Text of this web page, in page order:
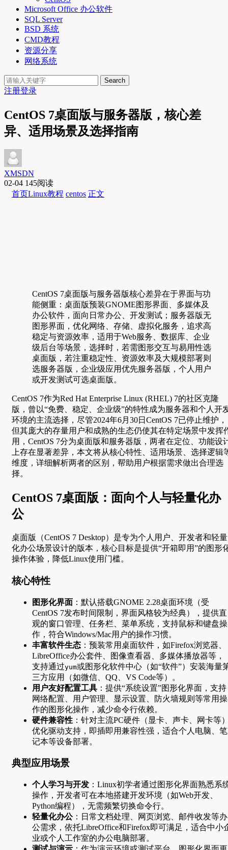
Microsoft Office 办公软件
SQL Server
BSD 系统
CMD教程
资源分享
网络系统
Search
注册登录
CentOS 7桌面版与服务器版，核心差
异、适用场景及选择指南
XMSDN
02-04 145阅读
首页Linux教程 centos 正文
CentOS 7桌面版与服务器版核心差异在于界面与功
能侧重：桌面版预装GNOME图形界面、多媒体及
办公软件，面向日常办公、开发测试；服务器版无
图形界面，优化网络、存储、虚拟化服务，追求高
稳定与资源效率，适用于Web服务、数据库、企业
级后台等场景，选择时，若需图形交互与易用性选
桌面版，若注重稳定性、资源效率及大规模部署则
选服务器版，企业级应用优先服务器版，个人用户
或开发测试可选桌面版。
CentOS 7作为Red Hat Enterprise Linux (RHEL) 7的社区克隆
版，曾以“免费、稳定、企业级”的特性成为服务器和个人开
环境的主流选择，尽管2024年6月30日CentOS 7已停止维护，
但其庞大的存量用户和成熟的生态仍使其在特定场景中发挥
用，CentOS 7分为桌面版和服务器版，两者在定位、功能设
上存在显著差异，本文将从核心特性、适用场景、选择逻辑
维度，详细解析两者的区别，帮助用户根据需求做出合理选
择。
CentOS 7桌面版：面向个人与轻量化办
公
桌面版（CentOS 7 Desktop）是专为个人用户、开发者和轻量
化办公场景设计的版本，核心目标是提供“开箱即用”的图形
操作体验，降低Linux使用门槛。
核心特性
图形化界面 ：默认搭载GNOME 2.28桌面环境（受
CentOS 7发布时间限制，界面风格较为经典），提供直
观的窗口管理、任务栏、菜单系统，支持鼠标和键盘操
作，符合Windows/Mac用户的操作习惯。
丰富软件生态 ：预装常用桌面软件，如Firefox浏览器、
LibreOffice办公套件、图像查看器、多媒体播放器等，
支持通过yum或图形化软件中心（如“软件”）安装海量
三方应用（如微信、QQ、VS Code等）。
用户友好配置工具 ：提供“系统设置”图形化界面，支持
网络配置、用户管理、显示设置、防火墙规则等常用操
作的图形化操作，减少命令行依赖。
硬件兼容性 ：针对主流PC硬件（显卡、声卡、网卡等
优化驱动支持，即插即用兼容性强，适合个人电脑、笔
记本等设备部署。
典型应用场景
个人学习与开发 ：Linux初学者通过图形化界面熟悉系
操作，开发者可在本地搭建开发环境（如Web开发、
Python编程），无需频繁切换命令行。
轻量化办公：日常文档处理、网页浏览、邮件收发等办
公需求，依托LibreOffice和Firefox即可满足，适合中小
业或个人工作室的办公电脑部署。